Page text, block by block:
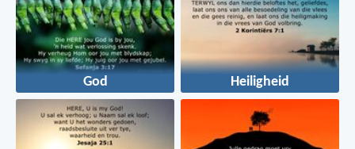
God Heiligheid